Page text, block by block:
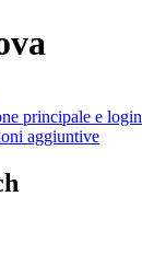
principale e login
aggiuntive